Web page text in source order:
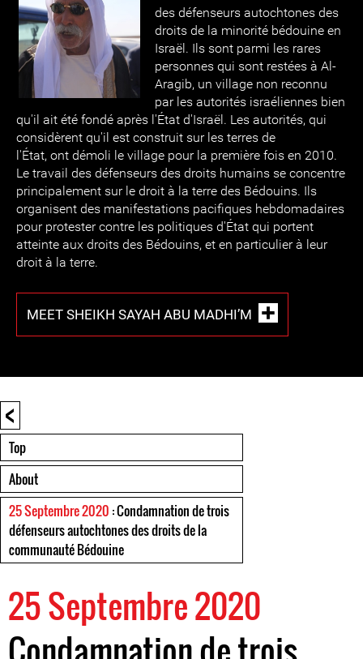
des défenseurs autochtones des
droits de la minorité bédouine en
Israël. Ils sont parmi les rares
personnes qui sont restées à Al-
Aragib, un village non reconnu
par les autorités israéliennes bien
qu'il ait été fondé après l'État d'Israël. Les autorités, qui
considèrent qu'il est construit sur les terres de
l'État, ont démoli le village pour la première fois en 2010.
Le travail des défenseurs des droits humains se concentre
principalement sur le droit à la terre des Bédouins. Ils
organisent des manifestations pacifiques hebdomadaires
pour protester contre les politiques d'État qui portent
atteinte aux droits des Bédouins, et en particulier à leur
droit à la terre.
MEET SHEIKH SAYAH ABU MADHI’M
<
Top
About
25 Septembre 2020 : Condamnation de trois
défenseurs autochtones des droits de la
communauté Bédouine
25 Septembre 2020